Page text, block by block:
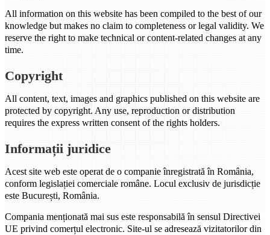
All information on this website has been compiled to the best of our
knowledge but makes no claim to completeness or legal validity. We
reserve the right to make technical or content-related changes at any
time.
Copyright
All content, text, images and graphics published on this website are
protected by copyright. Any use, reproduction or distribution
requires the express written consent of the rights holders.
Informații juridice
Acest site web este operat de o companie înregistrată în România,
conform legislației comerciale române. Locul exclusiv de jurisdicție
este București, România.
Compania menționată mai sus este responsabilă în sensul Directivei
UE privind comerțul electronic. Site-ul se adresează vizitatorilor din